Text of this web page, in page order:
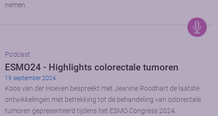
nemen.
Podcast
ESMO24 - Highlights colorectale tumoren
19 september 2024
Koos van der Hoeven bespreekt met Jeanine Roodhart de laatste
ontwikkelingen met betrekking tot de behandeling van colorectale
tumoren gepresenteerd tijdens het ESMO Congress 2024.